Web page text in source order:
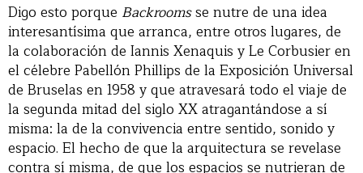
Digo esto porque Backroomsse nutre de una idea
interesantísima que arranca, entre otros lugares, de
la colaboración de Iannis Xenaquis y Le Corbusier en
el célebre Pabellón Phillips de la Exposición Universal
de Bruselas en 1958 y que atravesará todo el viaje de
la segunda mitad del siglo XX atragantándose a sí
misma: la de la convivencia entre sentido, sonido y
espacio. El hecho de que la arquitectura se revelase
contra sí misma, de que los espacios se nutrieran de